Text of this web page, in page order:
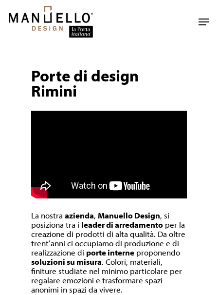
main
Porte di design
Rimini
La nostraazienda, Manuello Design, si
posiziona tra i leader di arredamento per la
creazione di prodotti di alta qualità. Da oltre
trent’anni ci occupiamo di produzione e di
realizzazione di porte interne proponendo
soluzioni su misura. Colori, materiali,
finiture studiate nel minimo particolare per
regalare emozioni e trasformare spazi
anonimi in spazi da vivere.